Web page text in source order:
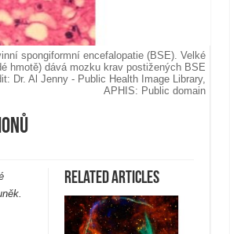
spongiformní encefalopatie (BSE). Velké
hmotě) dává mozku krav postižených BSE
Dr. Al Jenny - Public Health Image Library,
APHIS: Public domain
Related Articles